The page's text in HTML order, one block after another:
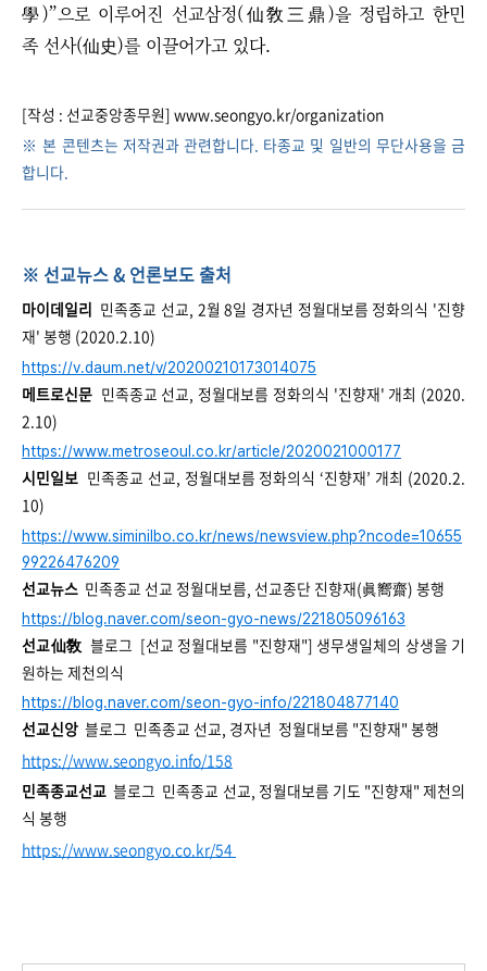
學)”으로 이루어진 선교삼정(仙敎三鼎)을 정립하고 한민
족 선사(仙史)를 이끌어가고 있다.
[작성 : 선교중앙종무원] www.seongyo.kr/organization
※ 본 콘텐츠는 저작권과 관련합니다. 타종교 및 일반의 무단사용을 금
합니다.
※ 선교뉴스 & 언론보도 출처
마이데일리 민족종교 선교, 2월 8일 경자년 정월대보름 정화의식 '진향
재' 봉행 (2020.2.10)
https://v.daum.net/v/20200210173014075
메트로신문 민족종교 선교, 정월대보름 정화의식 '진향재' 개최 (2020.
2.10)
https://www.metroseoul.co.kr/article/2020021000177
시민일보 민족종교 선교, 정월대보름 정화의식 ‘진향재’ 개최 (2020.2.
10)
https://www.siminilbo.co.kr/news/newsview.php?ncode=10655
99226476209
선교뉴스 민족종교 선교 정월대보름, 선교종단 진향재(眞嚮齋) 봉행
https://blog.naver.com/seon-gyo-news/221805096163
선교仙敎 블로그 [선교 정월대보름 "진향재"] 생무생일체의 상생을 기
원하는 제천의식
https://blog.naver.com/seon-gyo-info/221804877140
선교신앙 블로그 민족종교 선교, 경자년 정월대보름 "진향재" 봉행
https://www.seongyo.info/158
민족종교선교 블로그 민족종교 선교, 정월대보름 기도 "진향재" 제천의
식 봉행
https://www.seongyo.co.kr/54